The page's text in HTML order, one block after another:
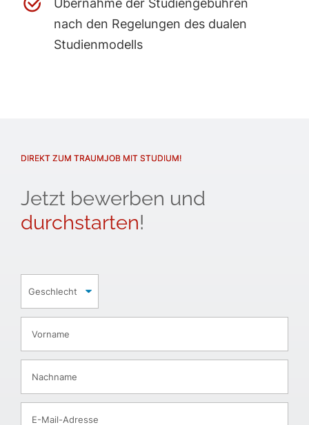
Übernahme der Studiengebühren
nach den Regelungen des dualen
Studienmodells
DIREKT ZUM TRAUMJOB MIT STUDIUM!
Jetzt bewerben und
durchstarten!